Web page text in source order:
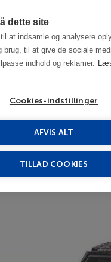
dette site
at indsamle og analysere
brug, til at give de sociale
indhold og reklamer.
Cookies-indstillinger
AFVIS ALT
TILLAD COOKIES
Stefani Apartment